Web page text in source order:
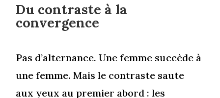
Du contraste à la
convergence
Pas d’alternance. Une femme succède à
une femme. Mais le contraste saute
aux yeux au premier abord : les